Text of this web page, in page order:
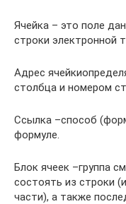
Ячейка – это поле
строки электронной
Адрес
столбца и номером
Ссылка –способ
формуле.
Блок ячеек –группа
состоять из строки
части), а также